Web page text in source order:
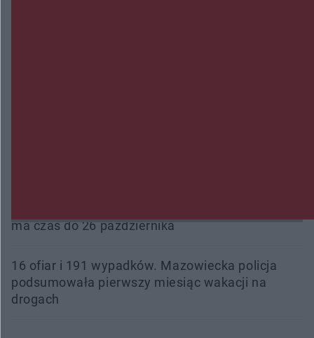
ma czas do 26 października
16 ofiar i 191 wypadków. Mazowiecka policja
podsumowała pierwszy miesiąc wakacji na
drogach